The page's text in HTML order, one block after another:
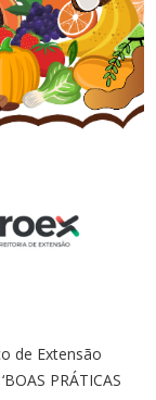
de Extensão
PRÁTICAS